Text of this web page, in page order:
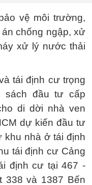
vệ môi trường,
chống ngập, xử
xử lý nước thải
tái định cư trọng
sách đầu tư cấp
di dời nhà ven
dự kiến đầu tư
khu nhà ở tái định
tái định cư Cảng
định cư tại 467 -
338 và 1387 Bến